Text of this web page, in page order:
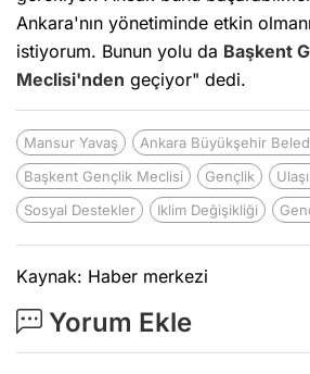
Ankara'nın yönetiminde etkin
istiyorum. Bunun yolu da Başkent
Meclisi'nden geçiyor" dedi.
Mansur Yavaş
Ankara Büyükşehir
Başkent Gençlik Meclisi
Gençlik
Sosyal Destekler
Iklim Değişikliği
Kaynak: Haber merkezi
Yorum Ekle